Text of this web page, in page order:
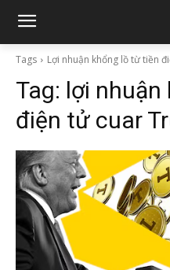
Tags Lợi nhuận khổng lồ từ tiền
Tag: lợi nhuận
điện tử cuar